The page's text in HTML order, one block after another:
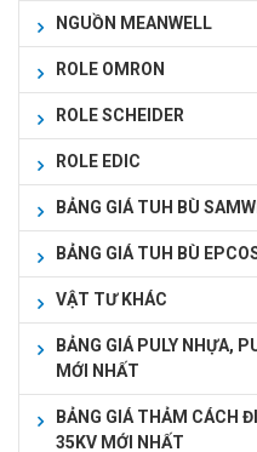
NGUỒN MEANWELL
ROLE OMRON
ROLE SCHEIDER
ROLE EDIC
BẢNG GIÁ TUH BÙ
BẢNG GIÁ TUH BÙ
VẬT TƯ KHÁC
BẢNG GIÁ PULY NHỰA,
MỚI NHẤT
BẢNG GIÁ THẢM CÁCH
35KV MỚI NHẤT